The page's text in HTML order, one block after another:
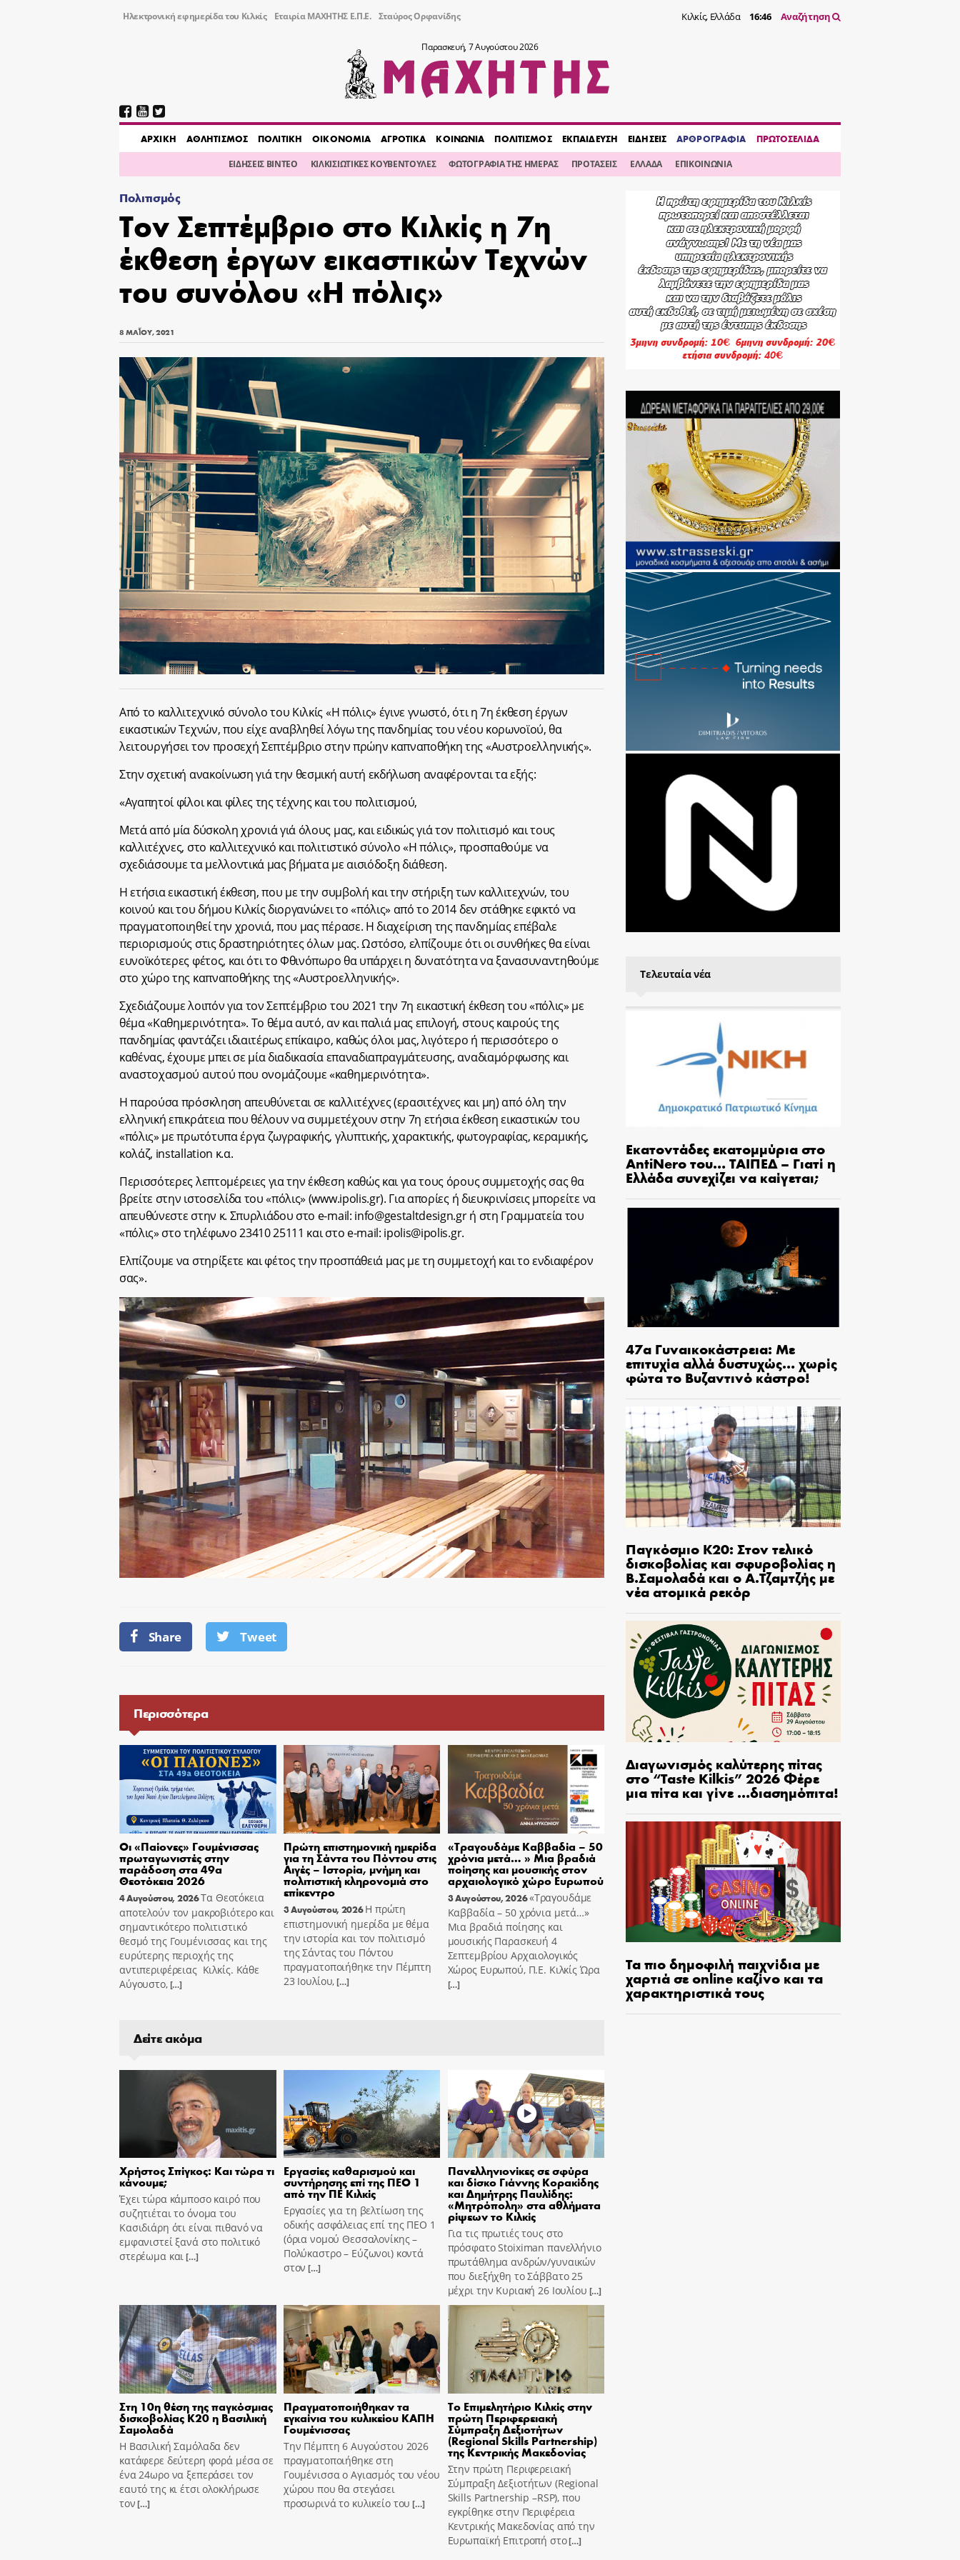
Ηλεκτρονική εφημερίδα του Κιλκίς Εταιρία ΜΑΧΗΤΗΣ Ε.Π.Ε. Σταύρος Ορφανίδης Κιλκίς, Ελλάδα 16:46 Αναζήτηση
Παρασκευή, 7 Αυγούστου 2026
AΡΧΙΚΗ ΑΘΛΗΤΙΣΜΟΣ ΠΟΛΙΤΙΚΗ ΟΙΚΟΝΟΜΙΑ ΑΓΡΟΤΙΚΑ ΚΟΙΝΩΝΙΑ ΠΟΛΙΤΙΣΜΟΣ ΕΚΠΑΙΔΕΥΣΗ ΕΙΔΗΣΕΙΣ ΑΡΘΡΟΓΡΑΦΙΑ ΠΡΩΤΟΣΕΛΙΔΑ
ΕΙΔΗΣΕΙΣ ΒΙΝΤΕΟ ΚΙΛΚΙΣΙΩΤΙΚΕΣ ΚΟΥΒΕΝΤΟΥΛΕΣ ΦΩΤΟΓΡΑΦΙΑ ΤΗΣ ΗΜΕΡΑΣ ΠΡΟΤΑΣΕΙΣ ΕΛΛΑΔΑ ΕΠΙΚΟΙΝΩΝΙΑ
Πολιτισμός
Τον Σεπτέμβριο στο Κιλκίς η 7η
έκθεση έργων εικαστικών Τεχνών
του συνόλου «Η πόλις»
8 ΜΑΪ́ΟΥ, 2021
Από το καλλιτεχνικό σύνολο του Κιλκίς «Η πόλις» έγινε γνωστό, ότι η 7η έκθεση έργων
εικαστικών Τεχνών, που είχε αναβληθεί λόγω της πανδημίας του νέου κορωνοϊού, θα
λειτουργήσει τον προσεχή Σεπτέμβριο στην πρώην καπναποθήκη της «Αυστροελληνικής».
Στην σχετική ανακοίνωση γιά την θεσμική αυτή εκδήλωση αναφέρονται τα εξής:
«Αγαπητοί φίλοι και φίλες της τέχνης και του πολιτισμού,
Μετά από μία δύσκολη χρονιά γιά όλους μας, και ειδικώς γιά τον πολιτισμό και τους
καλλιτέχνες, στο καλλιτεχνικό και πολιτιστικό σύνολο «Η πόλις», προσπαθούμε να
σχεδιάσουμε τα μελλοντικά μας βήματα με αισιόδοξη διάθεση.
Η ετήσια εικαστική έκθεση, που με την συμβολή και την στήριξη των καλλιτεχνών, του
κοινού και του δήμου Κιλκίς διοργανώνει το «πόλις» από το 2014 δεν στάθηκε εφικτό να
πραγματοποιηθεί την χρονιά, που μας πέρασε. Η διαχείριση της πανδημίας επέβαλε
περιορισμούς στις δραστηριότητες όλων μας. Ωστόσο, ελπίζουμε ότι οι συνθήκες θα είναι
ευνοϊκότερες φέτος, και ότι το Φθινόπωρο θα υπάρχει η δυνατότητα να ξανασυναντηθούμε
στο χώρο της καπναποθήκης της «Αυστροελληνικής».
Σχεδιάζουμε λοιπόν για τον Σεπτέμβριο του 2021 την 7η εικαστική έκθεση του «πόλις» με
θέμα «Καθημερινότητα». Το θέμα αυτό, αν και παλιά μας επιλογή, στους καιρούς της
πανδημίας φαντάζει ιδιαιτέρως επίκαιρο, καθώς όλοι μας, λιγότερο ή περισσότερο ο
καθένας, έχουμε μπει σε μία διαδικασία επαναδιαπραγμάτευσης, αναδιαμόρφωσης και
αναστοχασμού αυτού που ονομάζουμε «καθημερινότητα».
Η παρούσα πρόσκληση απευθύνεται σε καλλιτέχνες (ερασιτέχνες και μη) από όλη την
ελληνική επικράτεια που θέλουν να συμμετέχουν στην 7η ετήσια έκθεση εικαστικών του
«πόλις» με πρωτότυπα έργα ζωγραφικής, γλυπτικής, χαρακτικής, φωτογραφίας, κεραμικής,
κολάζ, installation κ.α.
Περισσότερες λεπτομέρειες για την έκθεση καθώς και για τους όρους συμμετοχής σας θα
βρείτε στην ιστοσελίδα του «πόλις» (www.ipolis.gr). Για απορίες ή διευκρινίσεις μπορείτε να
απευθύνεστε στην κ. Σπυρλιάδου στο e-mail: info@gestaltdesign.grή στη Γραμματεία του
«πόλις» στο τηλέφωνο 23410 25111 και στο e-mail: ipolis@ipolis.gr.
Ελπίζουμε να στηρίξετε και φέτος την προσπάθειά μας με τη συμμετοχή και το ενδιαφέρον
σας».
Share Tweet
Περισσότερα
Οι «Παίονες» Γουμένισσας
πρωταγωνιστές στην
παράδοση στα 49α
Θεοτόκεια 2026
4 Αυγούστου, 2026Τα Θεοτόκεια
αποτελούν τον μακροβιότερο και
σημαντικότερο πολιτιστικό
θεσμό της Γουμένισσας και της
ευρύτερης περιοχής της
αντιπεριφέρειας Κιλκίς. Κάθε
Αύγουστο,[…]
Πρώτη επιστημονική ημερίδα
για τη Σάντα του Πόντου στις
Αιγές – Ιστορία, μνήμη και
πολιτιστική κληρονομιά στο
επίκεντρο
3 Αυγούστου, 2026 Η πρώτη
επιστημονική ημερίδα με θέμα
την ιστορία και τον πολιτισμό
της Σάντας του Πόντου
πραγματοποιήθηκε την Πέμπτη
23 Ιουλίου,[…]
«Τραγουδάμε Καββαδία – 50
χρόνια μετά… » Μια βραδιά
ποίησης και μουσικής στον
αρχαιολογικό χώρο Ευρωπού
3 Αυγούστου, 2026«Τραγουδάμε
Καββαδία – 50 χρόνια μετά…»
Μια βραδιά ποίησης και
μουσικής Παρασκευή 4
Σεπτεμβρίου Αρχαιολογικός
Χώρος Ευρωπού, Π.Ε. Κιλκίς Ώρα
[…]
Δείτε ακόμα
Χρήστος Σπίγκος: Και τώρα τι
κάνουμε;
Έχει τώρα κάμποσο καιρό που
συζητιέται το όνομα του
Κασιδιάρη ότι είναι πιθανό να
εμφανιστεί ξανά στο πολιτικό
στερέωμα και[…]
Εργασίες καθαρισμού και
συντήρησης επί της ΠΕΟ 1
από την ΠΕ Κιλκίς
Εργασίες για τη βελτίωση της
οδικής ασφάλειας επί της ΠΕΟ 1
(όρια νομού Θεσσαλονίκης –
Πολύκαστρο – Εύζωνοι) κοντά
στον […]
Πανελληνιονίκες σε σφύρα
και δίσκο Γιάννης Κορακίδης
και Δημήτρης Παυλίδης:
«Μητρόπολη» στα αθλήματα
ρίψεων το Κιλκίς
Για τις πρωτιές τους στο
πρόσφατο Stoiximan πανελλήνιο
πρωτάθλημα ανδρών/γυναικών
που διεξήχθη το Σάββατο 25
μέχρι την Κυριακή 26 Ιουλίου […]
Στη 10η θέση της παγκόσμιας
δισκοβολίας Κ20 η Βασιλική
Σαμολαδά
Η Βασιλική Σαμόλαδα δεν
κατάφερε δεύτερη φορά μέσα σε
ένα 24ωρο να ξεπεράσει τον
εαυτό της κι έτσι ολοκλήρωσε
τον[…]
Πραγματοποιήθηκαν τα
εγκαίνια του κυλικείου ΚΑΠΗ
Γουμένισσας
Την Πέμπτη 6 Αυγούστου 2026
πραγματοποιήθηκε στη
Γουμένισσα ο Αγιασμός του νέου
χώρου που θα στεγάσει
προσωρινά το κυλικείο του […]
Το Επιμελητήριο Κιλκίς στην
πρώτη Περιφερειακή
Σύμπραξη Δεξιοτήτων
(Regional Skills Partnership)
της Κεντρικής Μακεδονίας
Στην πρώτη Περιφερειακή
Σύμπραξη Δεξιοτήτων (Regional
Skills Partnership –RSP), που
εγκρίθηκε στην Περιφέρεια
Κεντρικής Μακεδονίας από την
Ευρωπαϊκή Επιτροπή στο[…]
Τελευταία νέα
Εκατοντάδες εκατομμύρια στο
AntiNero του… ΤΑΙΠΕΔ – Γιατί η
Ελλάδα συνεχίζει να καίγεται;
47α Γυναικοκάστρεια: Με
επιτυχία αλλά δυστυχώς… χωρίς
φώτα το Βυζαντινό κάστρο!
Παγκόσμιο Κ20: Στον τελικό
δισκοβολίας και σφυροβολίας η
Β.Σαμολαδά και ο Α.Τζαμτζής με
νέα ατομικά ρεκόρ
Διαγωνισμός καλύτερης πίτας
στο “Taste Kilkis” 2026 Φέρε
μια πίτα και γίνε …διασημόπιτα!
Τα πιο δημοφιλή παιχνίδια με
χαρτιά σε online καζίνο και τα
χαρακτηριστικά τους